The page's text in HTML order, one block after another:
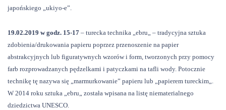
japońskiego „ukiyo-e”.
19.02.2019 w godz. 15-17 – turecka technika „ebru„ – tradycyjna sztuka
zdobienia/drukowania papieru poprzez przenoszenie na papier
abstrakcyjnych lub figuratywnych wzorów i form, tworzonych przy pomocy
farb rozprowadzanych pędzelkami i patyczkami na tafli wody. Potocznie
technikę tę nazywa się „marmurkowanie” papieru lub „papierem tureckim„.
W 2014 roku sztuka „ebru„ została wpisana na listę niematerialnego
dziedzictwa UNESCO.